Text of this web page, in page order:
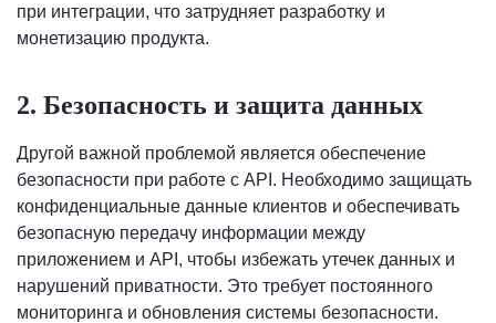
при интеграции, что затрудняет разработку и
монетизацию продукта.
2. Безопасность и защита данных
Другой важной проблемой является обеспечение
безопасности при работе с API. Необходимо защищать
конфиденциальные данные клиентов и обеспечивать
безопасную передачу информации между
приложением и API, чтобы избежать утечек данных и
нарушений приватности. Это требует постоянного
мониторинга и обновления системы безопасности.